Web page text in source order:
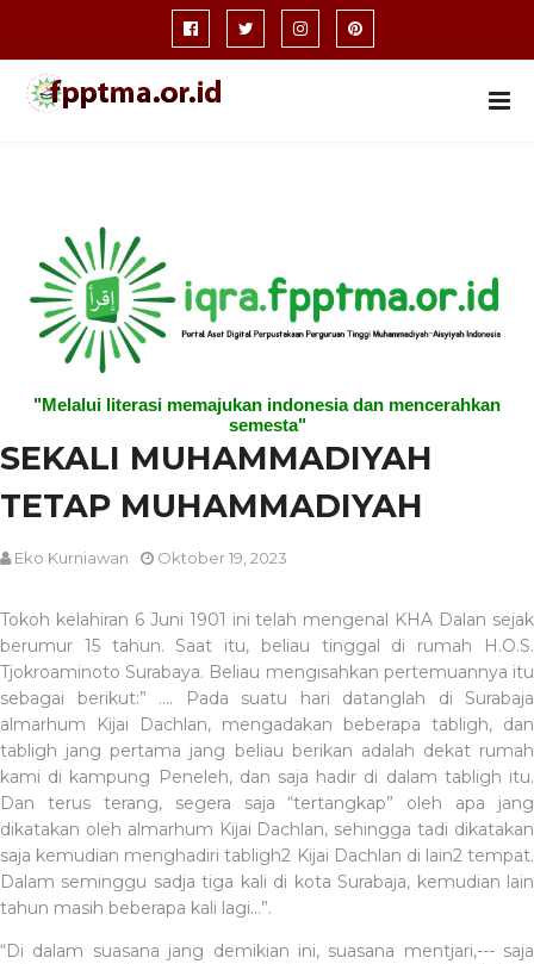
"Melalui literasi memajukan indonesia dan mencerahkan
semesta"
SEKALI MUHAMMADIYAH
TETAP MUHAMMADIYAH
Eko Kurniawan Oktober 19, 2023
Tokoh kelahiran 6 Juni 1901 ini telah mengenal KHA Dalan sejak
berumur 15 tahun. Saat itu, beliau tinggal di rumah H.O.S.
Tjokroaminoto Surabaya. Beliau mengisahkan pertemuannya itu
sebagai berikut:” …. Pada suatu hari datanglah di Surabaja
almarhum Kijai Dachlan, mengadakan beberapa tabligh, dan
tabligh jang pertama jang beliau berikan adalah dekat rumah
kami di kampung Peneleh, dan saja hadir di dalam tabligh itu.
Dan terus terang, segera saja “tertangkap” oleh apa jang
dikatakan oleh almarhum Kijai Dachlan, sehingga tadi dikatakan
saja kemudian menghadiri tabligh2 Kijai Dachlan di lain2 tempat.
Dalam seminggu sadja tiga kali di kota Surabaja, kemudian lain
tahun masih beberapa kali lagi…”.
“Di dalam suasana jang demikian ini, suasana mentjari,--- saja